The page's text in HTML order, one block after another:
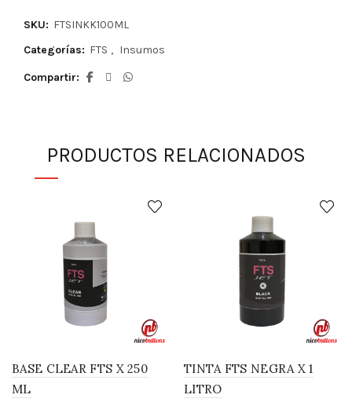
SKU: FTSINKK100ML
Categorías: FTS , Insumos
Compartir
PRODUCTOS RELACIONADOS
BASE CLEAR FTS X 250
ML
TINTA FTS NEGRA X 1
LITRO